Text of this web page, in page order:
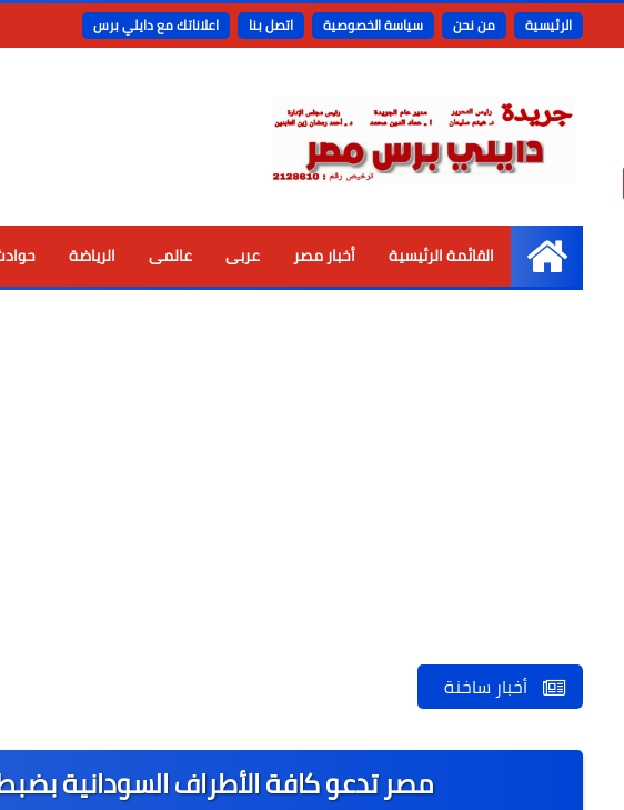
الرئيسية من نحن سياسة الخصوصية اتصل بنا اعلاناتك مع دايلي برس
الرئيسية
القائمة الرئيسية أخبار مصر عربى عالمى الرياضة
أخبار ساخنة
مصر تدعو كافة الأطراف السودانية